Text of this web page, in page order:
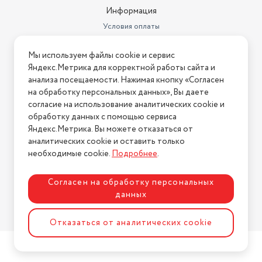
чистка, отбеливание,
Информация
Условия оплаты
Условия возврата
Нашли ошибку на сайте? Напишите нам
2026 © Интернет-магазин "АстМаркет". У нас есть всё!
Политика конфиденциальности
Разработка сайтаASTDESIGN
Мы используем файлы cookie и сервис
Яндекс.Метрика для корректной работы сайта и
анализа посещаемости. Нажимая кнопку «Согласен
на обработку персональных данных», Вы даете
согласие на использование аналитических cookie и
обработку данных с помощью сервиса
Яндекс.Метрика. Вы можете отказаться от
аналитических cookie и оставить только
необходимые cookie.Подробнее.
Согласен на обработку персональных
данных
Отказаться от аналитических cookie